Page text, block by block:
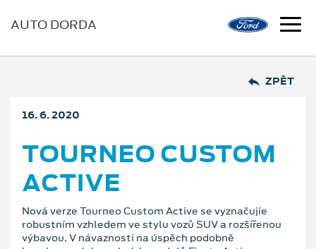
AUTO DORDA
ZPĚT
16. 6. 2020
TOURNEO CUSTOM
ACTIVE
Nová verze Tourneo Custom Active se vyznačujíe
robustním vzhledem ve stylu vozů SUV a rozšířenou
výbavou. V návaznosti na úspěch podobně